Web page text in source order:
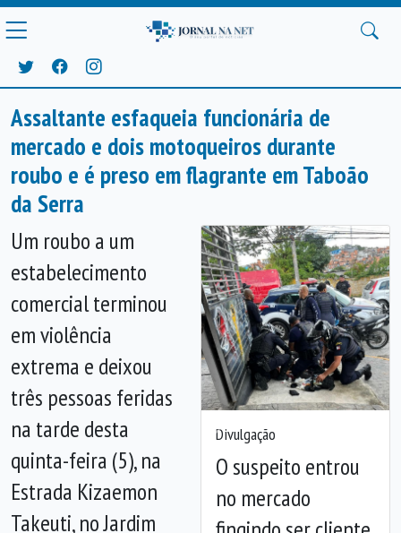
Assaltante esfaqueia funcionária de
mercado e dois motoqueiros durante
roubo e é preso em flagrante em Taboão
da Serra
Divulgação
O suspeito entrou
no mercado
Anterior
Um roubo a um
estabelecimento
comercial terminou
em violência
extrema e deixou
três pessoas feridas
na tarde desta
quinta-feira (5), na
Estrada Kizaemon
Takeuti, no Jardim